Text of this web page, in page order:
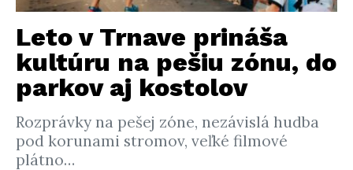
Leto v Trnave prináša
kultúru na pešiu zónu, do
parkov aj kostolov
Rozprávky na pešej zóne, nezávislá hudba
pod korunami stromov, veľké filmové
plátno…